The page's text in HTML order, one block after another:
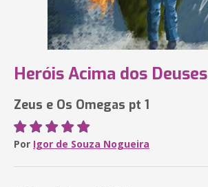
Heróis Acima dos Deuses
Zeus e Os Omegas pt 1
Por Igor de Souza Nogueira